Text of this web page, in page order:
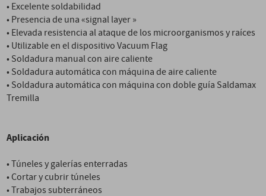
• Excelente soldabilidad
• Presencia de una «signal layer »
• Elevada resistencia al ataque de los microorganismos y raíces
• Utilizable en el dispositivo Vacuum Flag
• Soldadura manual con aire caliente
• Soldadura automática con máquina de aire caliente
• Soldadura automática con máquina con doble guía Saldamax
Tremilla
Aplicación
• Túneles y galerías enterradas
• Cortar y cubrir túneles
• Trabajos subterráneos